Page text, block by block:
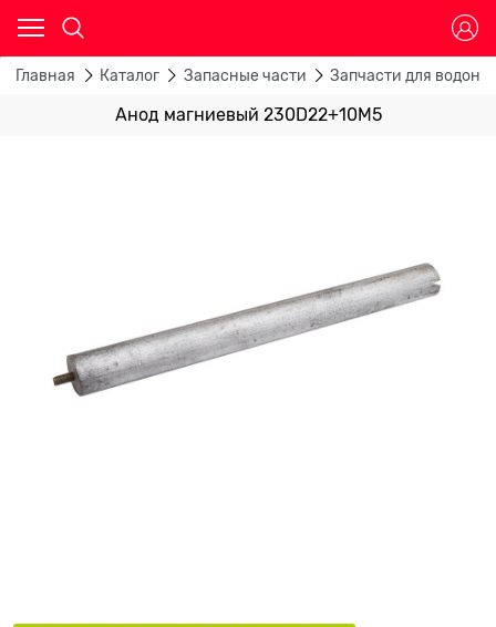
Главная Каталог Запасные части Запчасти для
Анод магниевый 230D22+10M5